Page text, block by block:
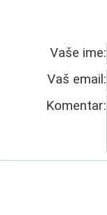
Vaše ime:
Vaš email:
Komentar: